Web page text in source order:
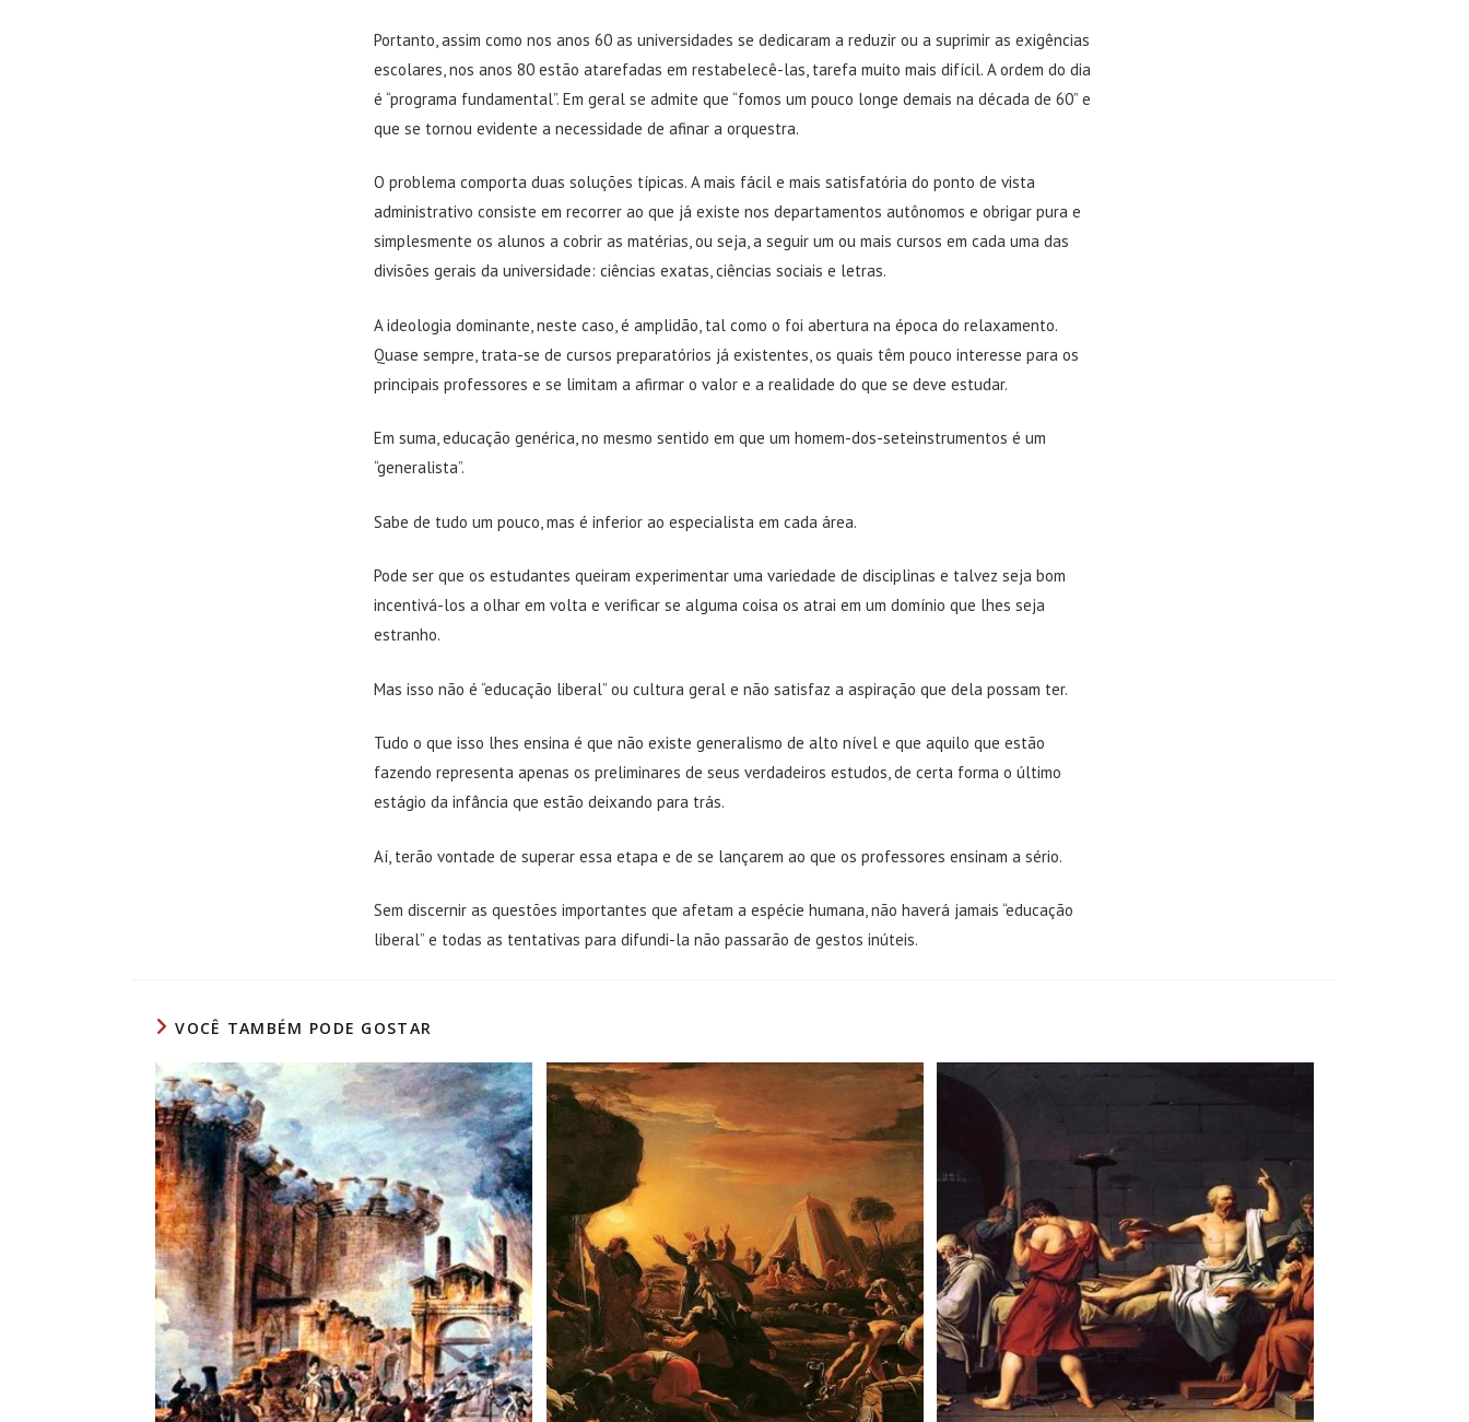
Portanto, assim como nos anos 60 as universidades se dedicaram a reduzir ou a suprimir as exigências
escolares, nos anos 80 estão atarefadas em restabelecê-las, tarefa muito mais difícil. A ordem do dia
é “programa fundamental”. Em geral se admite que “fomos um pouco longe demais na década de 60” e
que se tornou evidente a necessidade de afinar a orquestra.
O problema comporta duas soluções típicas. A mais fácil e mais satisfatória do ponto de vista
administrativo consiste em recorrer ao que já existe nos departamentos autônomos e obrigar pura e
simplesmente os alunos a cobrir as matérias, ou seja, a seguir um ou mais cursos em cada uma das
divisões gerais da universidade: ciências exatas, ciências sociais e letras.
A ideologia dominante, neste caso, é amplidão, tal como o foi abertura na época do relaxamento.
Quase sempre, trata-se de cursos preparatórios já existentes, os quais têm pouco interesse para os
principais professores e se limitam a afirmar o valor e a realidade do que se deve estudar.
Em suma, educação genérica, no mesmo sentido em que um homem-dos-seteinstrumentos é um
“generalista”.
Sabe de tudo um pouco, mas é inferior ao especialista em cada área.
Pode ser que os estudantes queiram experimentar uma variedade de disciplinas e talvez seja bom
incentivá-los a olhar em volta e verificar se alguma coisa os atrai em um domínio que lhes seja
estranho.
Mas isso não é “educação liberal” ou cultura geral e não satisfaz a aspiração que dela possam ter.
Tudo o que isso lhes ensina é que não existe generalismo de alto nível e que aquilo que estão
fazendo representa apenas os preliminares de seus verdadeiros estudos, de certa forma o último
estágio da infância que estão deixando para trás.
Aí, terão vontade de superar essa etapa e de se lançarem ao que os professores ensinam a sério.
Sem discernir as questões importantes que afetam a espécie humana, não haverá jamais “educação
liberal” e todas as tentativas para difundi-la não passarão de gestos inúteis.
VOCÊ TAMBÉM PODE GOSTAR